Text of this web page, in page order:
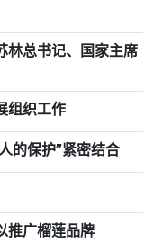
林总书记、国家主席
组织工作
的保护”紧密结合
推广榴莲品牌